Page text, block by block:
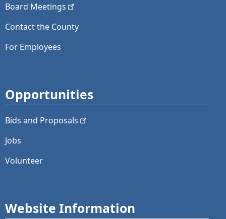
Board Meetings
Contact the County
For Employees
Opportunities
Bids and Proposals
Jobs
Volunteer
Website Information